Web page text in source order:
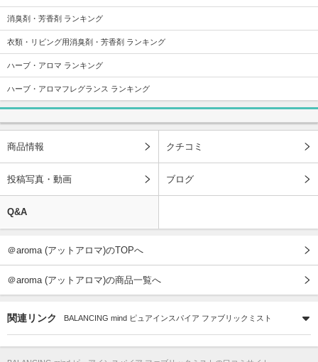
消臭剤・芳香剤 ランキング
衣類・リビング用消臭剤・芳香剤 ランキング
ハーブ・アロマ ランキング
ハーブ・アロマフレグランス ランキング
商品情報 クチコミ
投稿写真・動画 ブログ
Q&A
＠aroma (アットアロマ)のTOPへ
＠aroma (アットアロマ)の商品一覧へ
関連リンク BALANCING mind ピュアインスパイア ファブリックミスト